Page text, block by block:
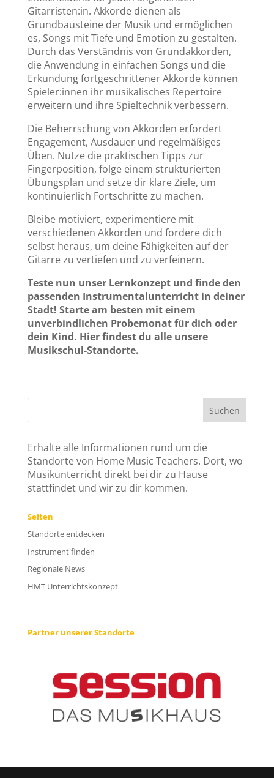
Gitarristen:in. Akkorde dienen als
Grundbausteine der Musik und ermöglichen
es, Songs mit Tiefe und Emotion zu gestalten.
Durch das Verständnis von Grundakkorden,
die Anwendung in einfachen Songs und die
Erkundung fortgeschrittener Akkorde können
Spieler:innen ihr musikalisches Repertoire
erweitern und ihre Spieltechnik verbessern.
Die Beherrschung von Akkorden erfordert
Engagement, Ausdauer und regelmäßiges
Üben. Nutze die praktischen Tipps zur
Fingerposition, folge einem strukturierten
Übungsplan und setze dir klare Ziele, um
kontinuierlich Fortschritte zu machen.
Bleibe motiviert, experimentiere mit
verschiedenen Akkorden und fordere dich
selbst heraus, um deine Fähigkeiten auf der
Gitarre zu vertiefen und zu verfeinern.
Teste nun unser Lernkonzept und finde den
passenden Instrumentalunterricht in deiner
Stadt! Starte am besten mit einem
unverbindlichen Probemonat für dich oder
dein Kind. Hier findest du alle unsere
Musikschul-Standorte.
Suchen
Erhalte alle Informationen rund um die
Standorte von Home Music Teachers. Dort, wo
Musikunterricht direkt bei dir zu Hause
stattfindet und wir zu dir kommen.
Seiten
Standorte entdecken
Instrument finden
Regionale News
HMT Unterrichtskonzept
Partner unserer Standorte